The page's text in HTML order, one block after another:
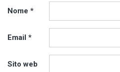
Nome *
Email *
Sito web